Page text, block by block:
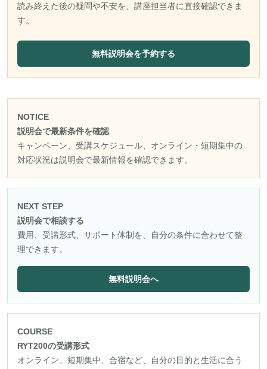
読み終えた後の疑問や不安を、講座担当者に直接確認できま
す。
無料説明会を予約する
NOTICE
説明会で最新条件を確認
キャンペーン、受講スケジュール、オンライン・短期集中の
対応状況は説明会で最新情報を確認できます。
NEXT STEP
説明会で相談する
費用、受講形式、サポート体制を、自分の条件に合わせて整
理できます。
無料説明会へ
COURSE
RYT200の受講形式
オンライン、短期集中、合宿など、自分の目的と生活に合う